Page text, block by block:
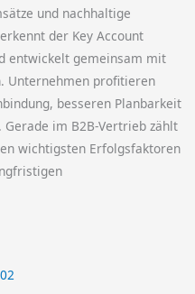
und nachhaltige
der Key Account
entwickelt gemeinsam mit
Unternehmen profitieren
besseren Planbarkeit
im B2B-Vertrieb zählt
wichtigsten Erfolgsfaktoren